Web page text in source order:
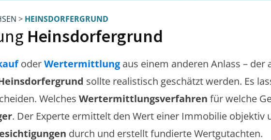
> HEINSDORFERGRUND
Heinsdorfergrund
oderWertermittlung aus einem anderen Anlass – der
sollte realistisch geschätzt werden. Es
Welches Wertermittlungsverfahren für welche
. Der Experte ermittelt den Wert einer Immobilie objektiv
durch und erstellt fundierte Wertgutachten.